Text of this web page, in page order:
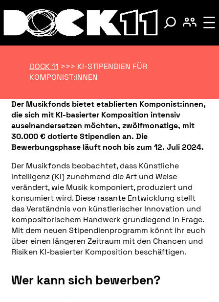
DOCK 11 >>> KI-STIPENDIEN FÜR
KOMPONIST:INNEN
Der Musikfonds bietet etablierten Komponist:innen,
die sich mit KI-basierter Komposition intensiv
auseinandersetzen möchten, zwölfmonatige, mit
30.000 € dotierte Stipendien an. Die
Bewerbungsphase läuft noch bis zum 12. Juli 2024.
Der Musikfonds beobachtet, dass Künstliche
Intelligenz (KI) zunehmend die Art und Weise
verändert, wie Musik komponiert, produziert und
konsumiert wird. Diese rasante Entwicklung stellt
das Verständnis von künstlerischer Innovation und
kompositorischem Handwerk grundlegend in Frage.
Mit dem neuen Stipendienprogramm könnt ihr euch
über einen längeren Zeitraum mit den Chancen und
Risiken KI-basierter Komposition beschäftigen.
Wer kann sich bewerben?